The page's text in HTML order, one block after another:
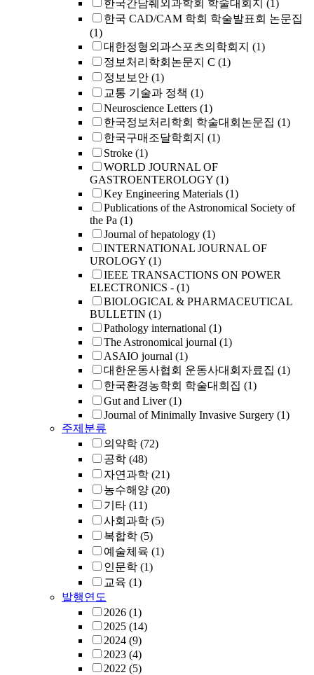
한국간담췌외과학회 학술대회지 (1)
한국 CAD/CAM 학회 학술발표회 논문집
(1)
대한정형외과스포츠의학회지 (1)
정보처리학회논문지 C (1)
정보보안 (1)
교통 기술과 정책 (1)
Neuroscience Letters (1)
한국정보처리학회 학술대회논문집 (1)
한국구매조달학회지 (1)
Stroke (1)
WORLD JOURNAL OF
GASTROENTEROLOGY (1)
Key Engineering Materials (1)
Publications of the Astronomical Society of
the Pa (1)
Journal of hepatology (1)
INTERNATIONAL JOURNAL OF
UROLOGY (1)
IEEE TRANSACTIONS ON POWER
ELECTRONICS - (1)
BIOLOGICAL & PHARMACEUTICAL
BULLETIN (1)
Pathology international (1)
The Astronomical journal (1)
ASAIO journal (1)
대한운동사협회 운동사대회자료집 (1)
한국환경농학회 학술대회집 (1)
Gut and Liver (1)
Journal of Minimally Invasive Surgery (1)
주제분류
의약학 (72)
공학 (48)
자연과학 (21)
농수해양 (20)
기타 (11)
사회과학 (5)
복합학 (5)
예술체육 (1)
인문학 (1)
교육 (1)
발행연도
2026 (1)
2025 (14)
2024 (9)
2023 (4)
2022 (5)